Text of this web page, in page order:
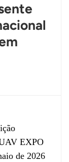
EXPO
de 2026